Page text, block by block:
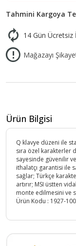
Tahmini Kargoya
14 Gün Ücretsiz
Mağazayı
Ürün Bilgisi
Q klavye düzeni ile
sıra özel karakterler
sayesinde güvenilir
ithalatçı garantisi ile
sağlar; Türkçe
artırır; MSI üstten
monte edilmesini ve
Ürün Kodu : 1927-